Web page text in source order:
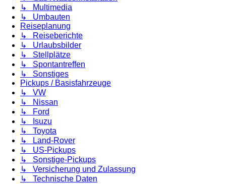
↳ Multimedia
↳ Umbauten
Reiseplanung
↳ Reiseberichte
↳ Urlaubsbilder
↳ Stellplätze
↳ Spontantreffen
↳ Sonstiges
Pickups / Basisfahrzeuge
↳ VW
↳ Nissan
↳ Ford
↳ Isuzu
↳ Toyota
↳ Land-Rover
↳ US-Pickups
↳ Sonstige-Pickups
↳ Versicherung und Zulassung
↳ Technische Daten